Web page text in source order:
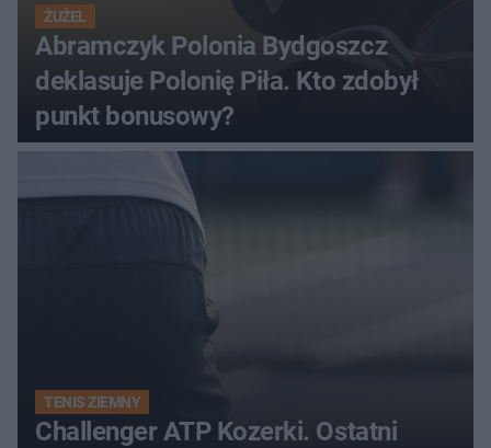
ŻUŻEL
Abramczyk Polonia Bydgoszcz
deklasuje Polonię Piła. Kto zdobył
punkt bonusowy?
TENIS ZIEMNY
Challenger ATP Kozerki. Ostatni